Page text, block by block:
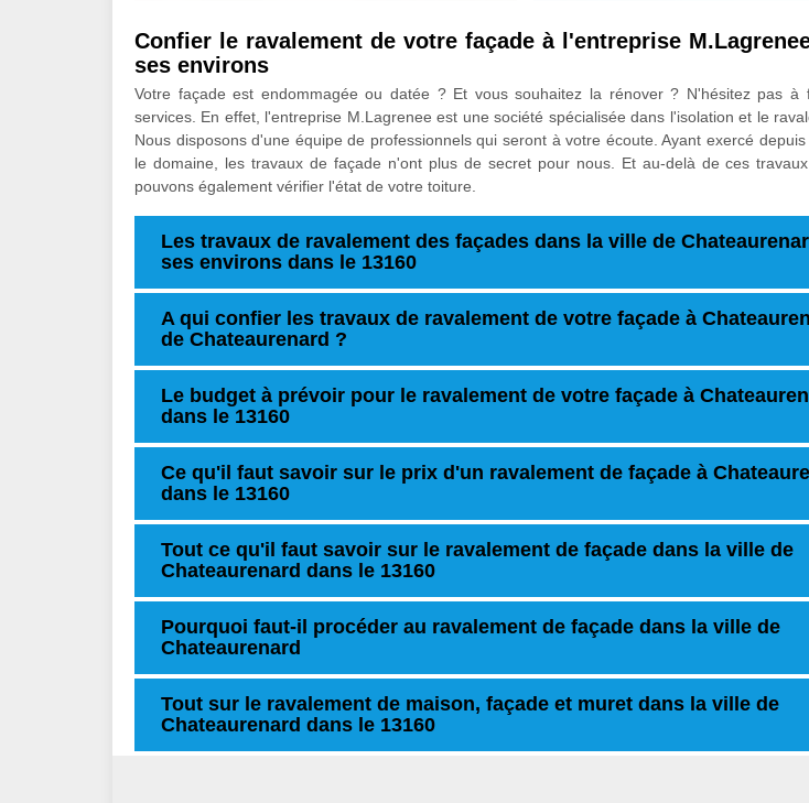
Confier le ravalement de votre façade à l'entreprise
ses environs
Votre façade est endommagée ou datée ? Et vous souhaitez la rénover ? N'hésitez pas à
services. En effet, l'entreprise M.Lagrenee est une société spécialisée dans l'isolation et le
Nous disposons d'une équipe de professionnels qui seront à votre écoute. Ayant exercé
le domaine, les travaux de façade n'ont plus de secret pour nous. Et au-delà de ces
pouvons également vérifier l'état de votre toiture.
Les travaux de ravalement des façades dans la ville de
ses environs dans le 13160
A qui confier les travaux de ravalement de votre façade à
de Chateaurenard ?
Le budget à prévoir pour le ravalement de votre façade à
dans le 13160
Ce qu'il faut savoir sur le prix d'un ravalement de façade à
dans le 13160
Tout ce qu'il faut savoir sur le ravalement de façade dans la ville de
Chateaurenard dans le 13160
Pourquoi faut-il procéder au ravalement de façade dans la ville de
Chateaurenard
Tout sur le ravalement de maison, façade et muret dans la ville de
Chateaurenard dans le 13160